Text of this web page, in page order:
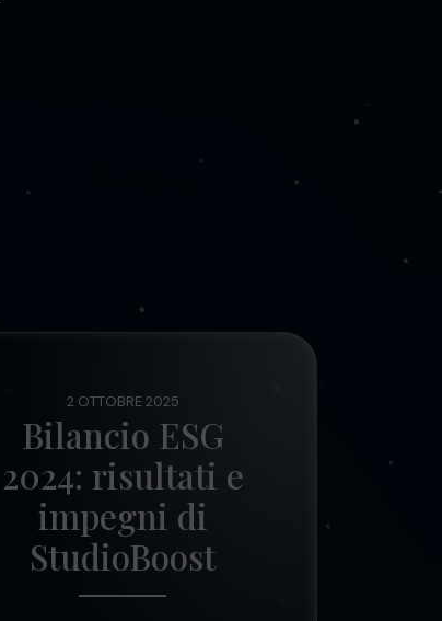
2 OTTOBRE 2025
Bilancio ESG
2024: risultati e
impegni di
StudioBoost